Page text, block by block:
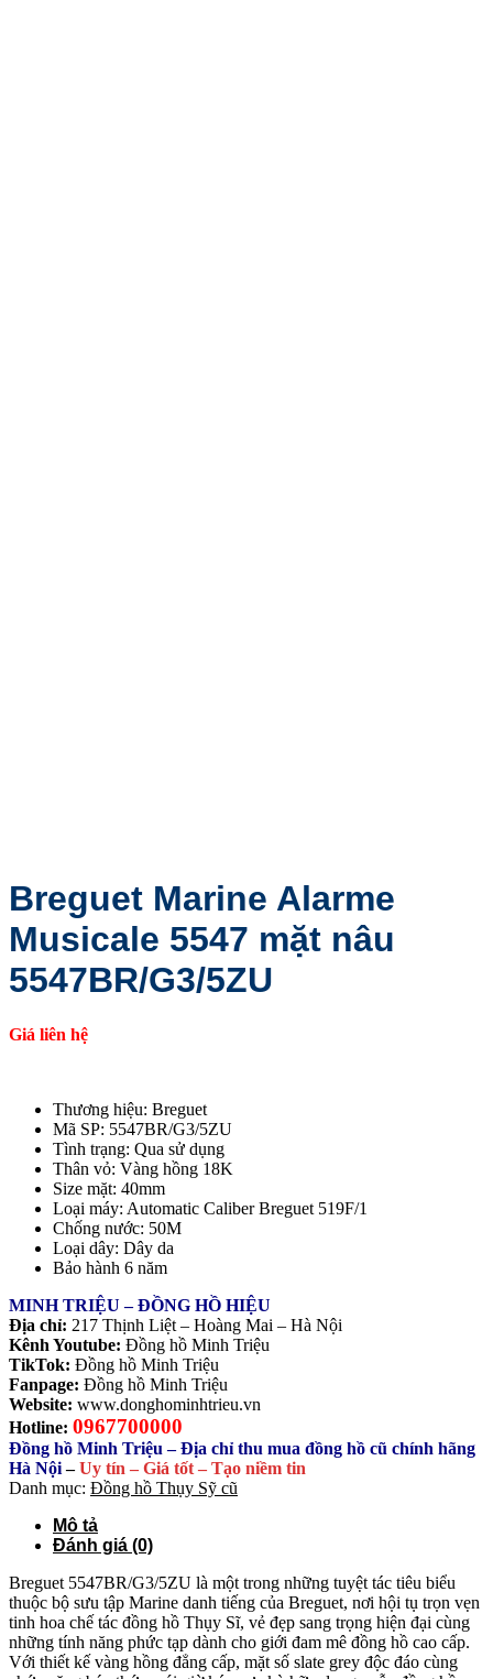
Breguet Marine Alarme
Musicale 5547 mặt nâu
5547BR/G3/5ZU
Giá liên hệ
Thương hiệu: Breguet
Mã SP: 5547BR/G3/5ZU
Tình trạng: Qua sử dụng
Thân vỏ: Vàng hồng 18K
Size mặt: 40mm
Loại máy: Automatic Caliber Breguet 519F/1
Chống nước: 50M
Loại dây: Dây da
Bảo hành 6 năm
MINH TRIỆU – ĐỒNG HỒ HIỆU
Địa chỉ: 217 Thịnh Liệt – Hoàng Mai – Hà Nội
Kênh Youtube: Đồng hồ Minh Triệu
TikTok: Đồng hồ Minh Triệu
Fanpage: Đồng hồ Minh Triệu
Website: www.donghominhtrieu.vn
Hotline: 0967700000
Đồng hồ Minh Triệu – Địa chỉ thu mua đồng hồ cũ chính hãng
Hà Nội–Uy tín – Giá tốt – Tạo niềm tin
Danh mục: Đồng hồ Thụy Sỹ cũ
Mô tả
Đánh giá (0)
Breguet 5547BR/G3/5ZU là một trong những tuyệt tác tiêu biểu
thuộc bộ sưu tập Marine danh tiếng của Breguet, nơi hội tụ trọn vẹn
tinh hoa chế tác đồng hồ Thụy Sĩ, vẻ đẹp sang trọng hiện đại cùng
những tính năng phức tạp dành cho giới đam mê đồng hồ cao cấp.
Với thiết kế vàng hồng đẳng cấp, mặt số slate grey độc đáo cùng